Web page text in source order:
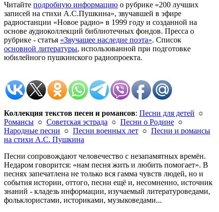
Читайте подробную информацию о рубрике «200 лучших
записей на стихи А.С.Пушкина», звучавшей в эфире
радиостанции «Новое радио» в 1999 году и созданной на
основе аудиоколлекций библиотечных фондов. Пресса о
рубрике - статья «Звучащее наследие поэта». Список
основной литературы, использованной при подготовке
юбилейного пушкинского радиопроекта.
Коллекция текстов песен и романсов: Песни для детей ○
Романсы ○ Советская эстрада ○ Песни о Родине ○
Народные песни ○ Песни военных лет ○ Песни и романсы
на стихи А.С. Пушкина
Песни сопровождают человечество с незапамятных времён.
Недаром говорится: «нам песня жить и любить помогает». В
песнях запечатлена не только вся гамма чувств людей, но и
события истории, оттого, песни ещё и, несомненно, источник
знаний - кладезь информации, изучаемый литературоведами,
фольклористами, историками, музыковедами...